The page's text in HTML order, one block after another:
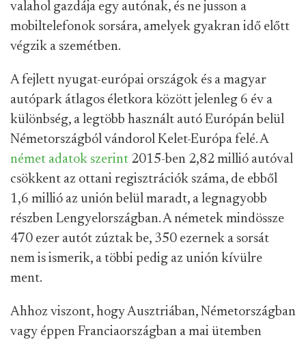
valahol gazdája egy autónak, és ne jusson a
mobiltelefonok sorsára, amelyek gyakran idő előtt
végzik a szemétben.
A fejlett nyugat-európai országok és a magyar
autópark átlagos életkora között jelenleg 6 év a
különbség, a legtöbb használt autó Európán belül
Németországból vándorol Kelet-Európa felé. A
német adatok szerint 2015-ben 2,82 millió autóval
csökkent az ottani regisztrációk száma, de ebből
1,6 millió az unión belül maradt, a legnagyobb
részben Lengyelországban. A németek mindössze
470 ezer autót zúztak be, 350 ezernek a sorsát
nem is ismerik, a többi pedig az unión kívülre
ment.
Ahhoz viszont, hogy Ausztriában, Németországban
vagy éppen Franciaországban a mai ütemben